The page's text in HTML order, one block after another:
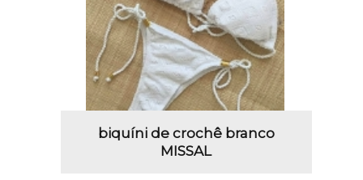
biquíni de crochê branco
MISSAL